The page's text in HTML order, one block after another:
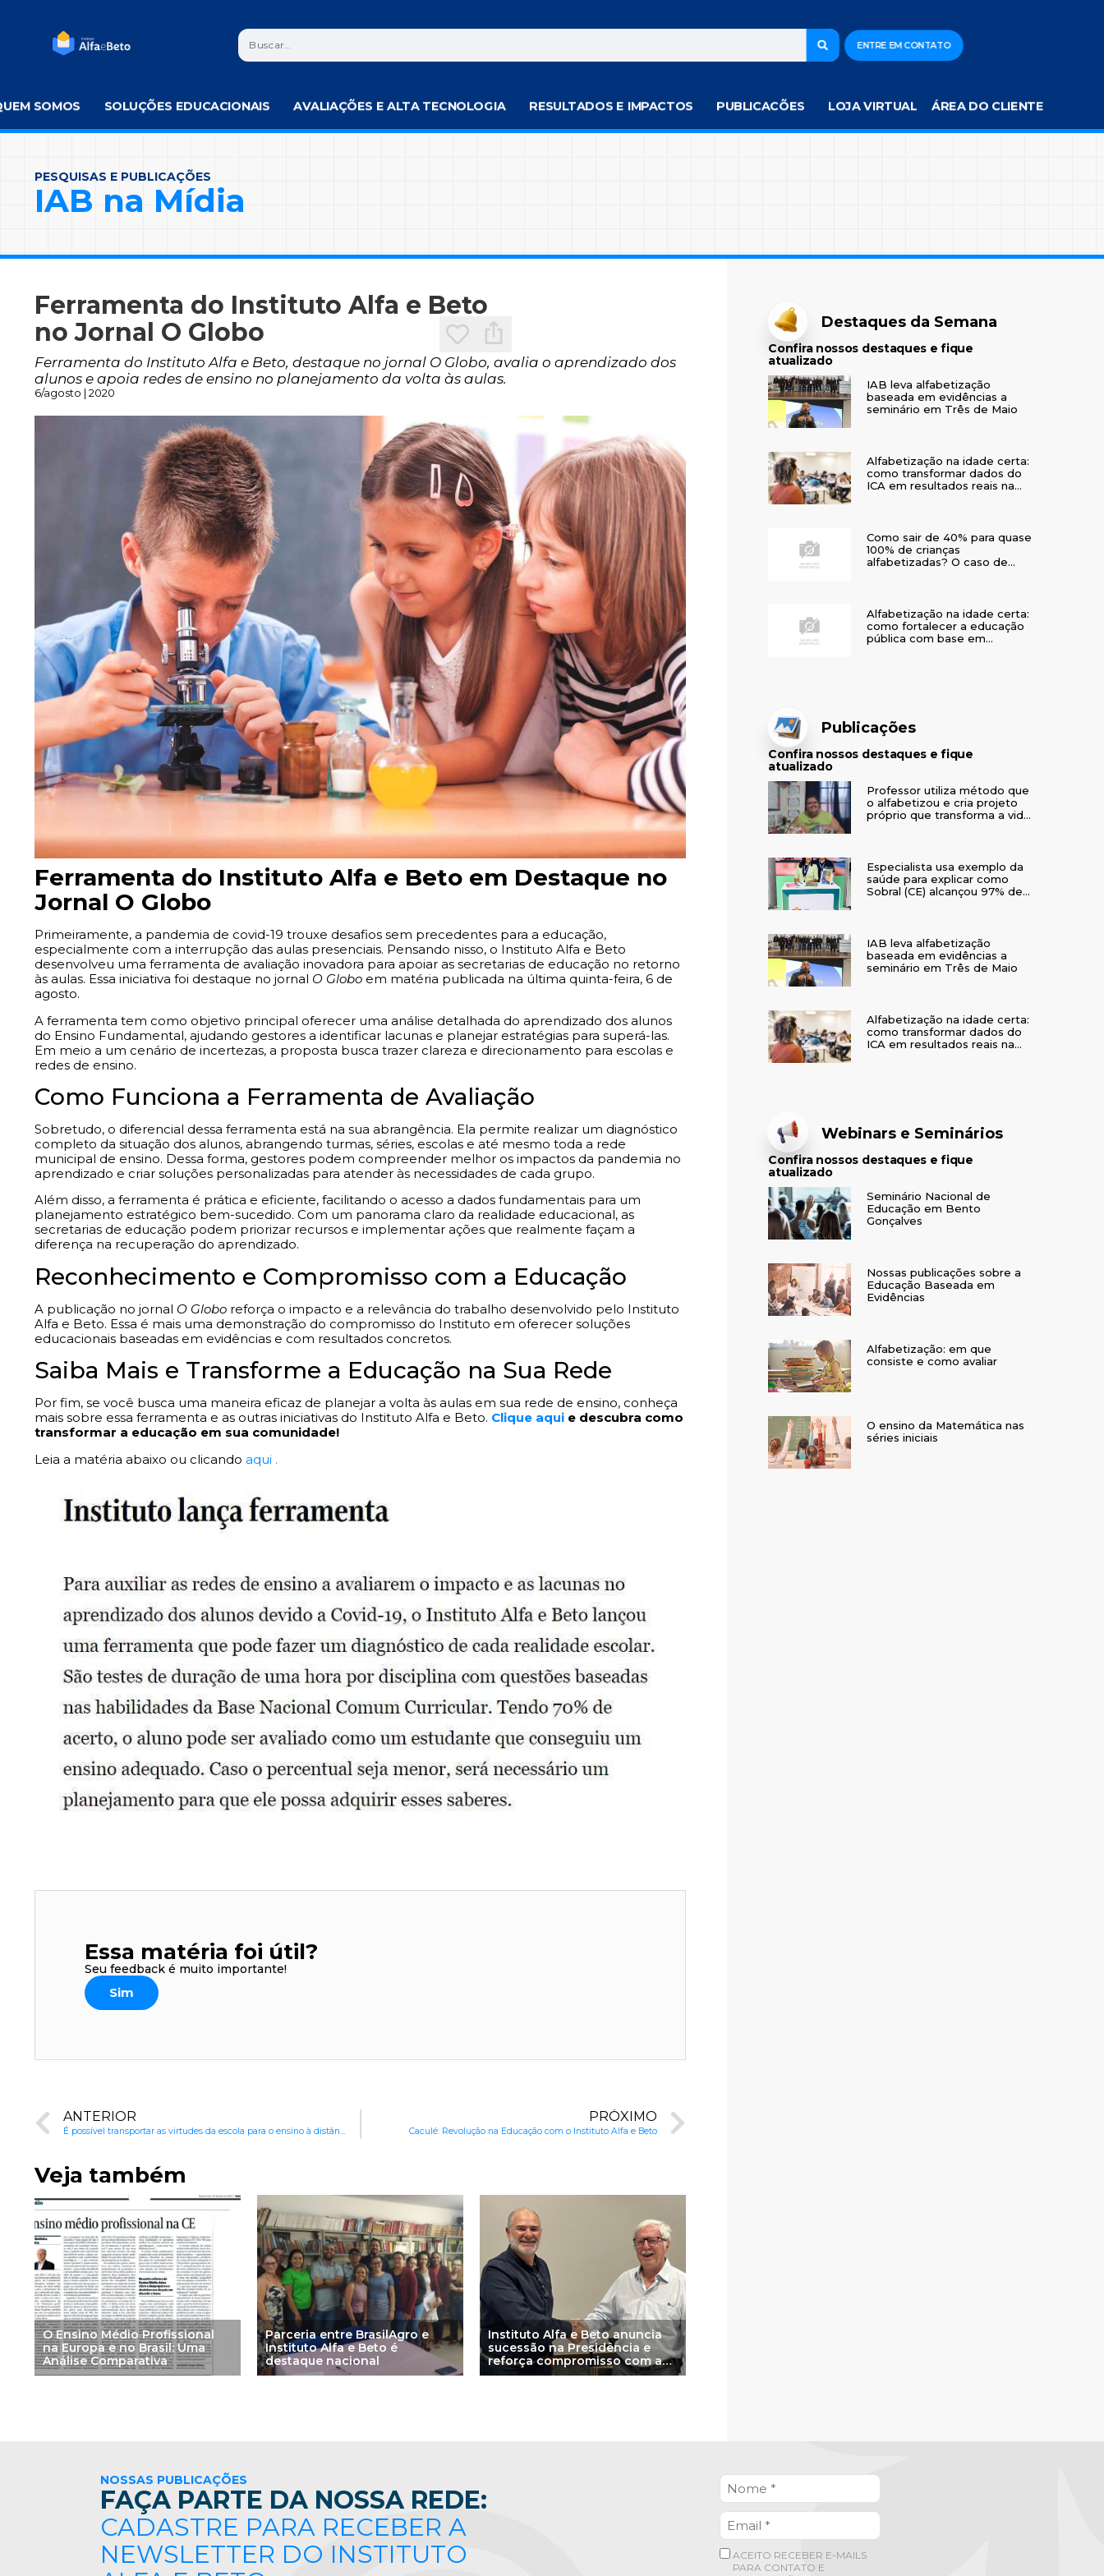
ENTRE EM CONTATO
SOMOS SOLUÇÕES EDUCACIONAIS AVALIAÇÕES E ALTA TECNOLOGIA RESULTADOS E IMPACTOS PUBLICACÕES LOJA VIRTUAL ÁREA DO CLIENTE
PESQUISAS E PUBLICAÇÕES
IAB na Mídia
Ferramenta do Instituto Alfa e Beto
no Jornal O Globo
Ferramenta do Instituto Alfa e Beto, destaque no jornal O Globo, avalia o aprendizado dos
alunos e apoia redes de ensino no planejamento da volta às aulas.
6/agosto | 2020
Ferramenta do Instituto Alfa e Beto em Destaque no
Jornal O Globo
Primeiramente, a pandemia de covid-19 trouxe desafios sem precedentes para a educação,
especialmente com a interrupção das aulas presenciais. Pensando nisso, o Instituto Alfa e Beto
desenvolveu uma ferramenta de avaliação inovadora para apoiar as secretarias de educação no retorno
às aulas. Essa iniciativa foi destaque no jornal O Globo em matéria publicada na última quinta-feira, 6 de
agosto.
A ferramenta tem como objetivo principal oferecer uma análise detalhada do aprendizado dos alunos
do Ensino Fundamental, ajudando gestores a identificar lacunas e planejar estratégias para superá-las.
Em meio a um cenário de incertezas, a proposta busca trazer clareza e direcionamento para escolas e
redes de ensino.
Como Funciona a Ferramenta de Avaliação
Sobretudo, o diferencial dessa ferramenta está na sua abrangência. Ela permite realizar um diagnóstico
completo da situação dos alunos, abrangendo turmas, séries, escolas e até mesmo toda a rede
municipal de ensino. Dessa forma, gestores podem compreender melhor os impactos da pandemia no
aprendizado e criar soluções personalizadas para atender às necessidades de cada grupo.
Além disso, a ferramenta é prática e eficiente, facilitando o acesso a dados fundamentais para um
planejamento estratégico bem-sucedido. Com um panorama claro da realidade educacional, as
secretarias de educação podem priorizar recursos e implementar ações que realmente façam a
diferença na recuperação do aprendizado.
Reconhecimento e Compromisso com a Educação
A publicação no jornal O Globo reforça o impacto e a relevância do trabalho desenvolvido pelo Instituto
Alfa e Beto. Essa é mais uma demonstração do compromisso do Instituto em oferecer soluções
educacionais baseadas em evidências e com resultados concretos.
Saiba Mais e Transforme a Educação na Sua Rede
Por fim, se você busca uma maneira eficaz de planejar a volta às aulas em sua rede de ensino, conheça
mais sobre essa ferramenta e as outras iniciativas do Instituto Alfa e Beto. Clique aqui e descubra como
transformar a educação em sua comunidade!
Leia a matéria abaixo ou clicando aqui .
Essa matéria foi útil?
Seu feedback é muito importante!
Sim
ANTERIOR
É possível transportar as virtudes da escola para o ensino à distância?
PRÓXIMO
Caculé: Revolução na Educação com o Instituto Alfa e Beto
Veja também
O Ensino Médio Profissional
na Europa e no Brasil: Uma
Análise Comparativa
Parceria entre BrasilAgro e
Instituto Alfa e Beto é
destaque nacional
Instituto Alfa e Beto anuncia
sucessão na Presidência e
reforça compromisso com a
aprendizagem baseada na
Destaques da Semana
Confira nossos destaques e fique
atualizado
IAB leva alfabetização
baseada em evidências a
seminário em Três de Maio
Alfabetização na idade certa:
como transformar dados do
ICA em resultados reais na
Como sair de 40% para quase
100% de crianças
alfabetizadas? O caso de
Alfabetização na idade certa:
como fortalecer a educação
pública com base em
Publicações
Confira nossos destaques e fique
atualizado
Professor utiliza método que
o alfabetizou e cria projeto
próprio que transforma a vida
Especialista usa exemplo da
saúde para explicar como
Sobral (CE) alcançou 97% de
IAB leva alfabetização
baseada em evidências a
seminário em Três de Maio
Alfabetização na idade certa:
como transformar dados do
ICA em resultados reais na
Webinars e Seminários
Confira nossos destaques e fique
atualizado
Seminário Nacional de
Educação em Bento
Gonçalves
Nossas publicações sobre a
Educação Baseada em
Evidências
Alfabetização: em que
consiste e como avaliar
O ensino da Matemática nas
séries iniciais
NOSSAS PUBLICAÇÕES
FAÇA PARTE DA NOSSA REDE:
CADASTRE PARA RECEBER A
NEWSLETTER DO INSTITUTO
ACEITO RECEBER E-MAILS
PARA CONTATO E